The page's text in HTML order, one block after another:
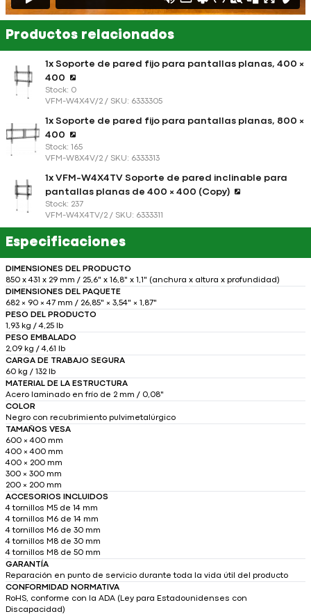
Productos relacionados
1x Soporte de pared fijo para pantallas planas, 400 ×
400
Stock: 0
VFM-W4X4V/2 / SKU: 6333305
1x Soporte de pared fijo para pantallas planas, 800 ×
400
Stock: 165
VFM-W8X4V/2 / SKU: 6333313
1x VFM-W4X4TV Soporte de pared inclinable para
pantallas planas de 400 × 400 (Copy)
Stock: 237
VFM-W4X4TV/2 / SKU: 6333311
Especificaciones
DIMENSIONES DEL PRODUCTO
850 x 431 x 29 mm / 25,6" x 16,8" x 1,1" (anchura x altura x profundidad)
DIMENSIONES DEL PAQUETE
682 × 90 × 47 mm / 26,85" × 3,54" × 1,87"
PESO DEL PRODUCTO
1,93 kg / 4,25 lb
PESO EMBALADO
2,09 kg / 4,61 lb
CARGA DE TRABAJO SEGURA
60 kg / 132 lb
MATERIAL DE LA ESTRUCTURA
Acero laminado en frío de 2 mm / 0,08"
COLOR
Negro con recubrimiento pulvimetalúrgico
TAMAÑOS VESA
600 × 400 mm
400 × 400 mm
400 × 200 mm
300 × 300 mm
200 × 200 mm
ACCESORIOS INCLUIDOS
4 tornillos M5 de 14 mm
4 tornillos M6 de 14 mm
4 tornillos M6 de 30 mm
4 tornillos M8 de 30 mm
4 tornillos M8 de 50 mm
GARANTÍA
Reparación en punto de servicio durante toda la vida útil del producto
CONFORMIDAD NORMATIVA
RoHS, conforme con la ADA (Ley para Estadounidenses con
Discapacidad)